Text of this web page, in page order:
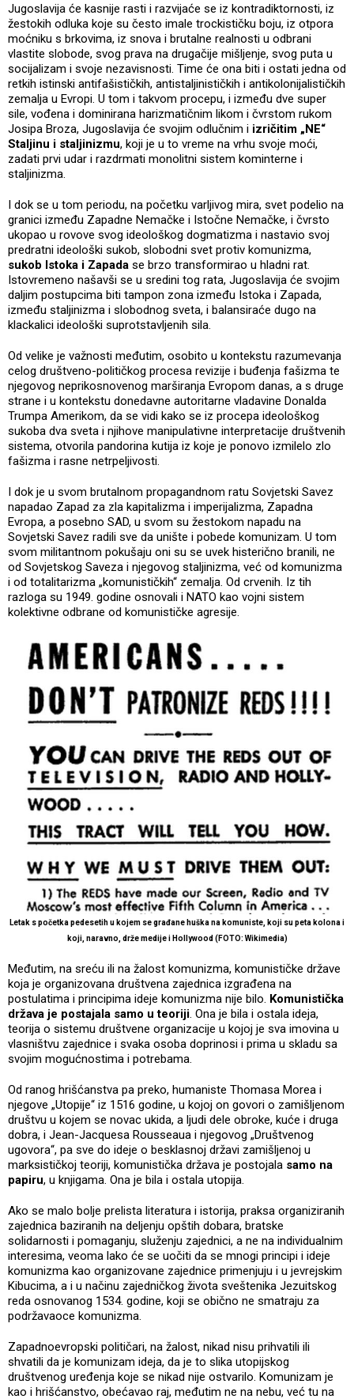
Jugoslavija će kasnije rasti i razvijaće se iz kontradiktornosti, iz
žestokih odluka koje su često imale trockističku boju, iz otpora
moćniku s brkovima, iz snova i brutalne realnosti u odbrani
vlastite slobode, svog prava na drugačije mišljenje, svog puta u
socijalizam i svoje nezavisnosti. Time će ona biti i ostati jedna od
retkih istinski antifašističkih, antistaljinističkih i antikolonijalističkih
zemalja u Evropi. U tom i takvom procepu, i između dve super
sile, vođena i dominirana harizmatičnim likom i čvrstom rukom
Josipa Broza, Jugoslavija će svojim odlučnim i izričitim „NE“
Staljinu i staljinizmu, koji je u to vreme na vrhu svoje moći,
zadati prvi udar i razdrmati monolitni sistem kominterne i
staljinizma.
I dok se u tom periodu, na početku varljivog mira, svet podelio na
granici između Zapadne Nemačke i Istočne Nemačke, i čvrsto
ukopao u rovove svog ideološkog dogmatizma i nastavio svoj
predratni ideološki sukob, slobodni svet protiv komunizma,
sukob Istoka i Zapada se brzo transformirao u hladni rat.
Istovremeno našavši se u sredini tog rata, Jugoslavija će svojim
daljim postupcima biti tampon zona između Istoka i Zapada,
između staljinizma i slobodnog sveta, i balansiraće dugo na
klackalici ideološki suprotstavljenih sila.
Od velike je važnosti međutim, osobito u kontekstu razumevanja
celog društveno-političkog procesa revizije i buđenja fašizma te
njegovog neprikosnovenog marširanja Evropom danas, a s druge
strane i u kontekstu donedavne autoritarne vladavine Donalda
Trumpa Amerikom, da se vidi kako se iz procepa ideološkog
sukoba dva sveta i njihove manipulativne interpretacije društvenih
sistema, otvorila pandorina kutija iz koje je ponovo izmilelo zlo
fašizma i rasne netrpeljivosti.
I dok je u svom brutalnom propagandnom ratu Sovjetski Savez
napadao Zapad za zla kapitalizma i imperijalizma, Zapadna
Evropa, a posebno SAD, u svom su žestokom napadu na
Sovjetski Savez radili sve da unište i pobede komunizam. U tom
svom militantnom pokušaju oni su se uvek histerično branili, ne
od Sovjetskog Saveza i njegovog staljinizma, već od komunizma
i od totalitarizma „komunističkih“ zemalja. Od crvenih. Iz tih
razloga su 1949. godine osnovali i NATO kao vojni sistem
kolektivne odbrane od komunističke agresije.
Letak s početka pedesetih u kojem se građane huška na komuniste, koji su peta kolona i
koji, naravno, drže medije i Hollywood (FOTO: Wikimedia)
Međutim, na sreću ili na žalost komunizma, komunističke države
koja je organizovana društvena zajednica izgrađena na
postulatima i principima ideje komunizma nije bilo. Komunistička
država je postajala samo u teoriji. Ona je bila i ostala ideja,
teorija o sistemu društvene organizacije u kojoj je sva imovina u
vlasništvu zajednice i svaka osoba doprinosi i prima u skladu sa
svojim mogućnostima i potrebama.
Od ranog hrišćanstva pa preko, humaniste Thomasa Morea i
njegove „Utopije“ iz 1516 godine, u kojoj on govori o zamišljenom
društvu u kojem se novac ukida, a ljudi dele obroke, kuće i druga
dobra, i Jean-Jacquesa Rousseaua i njegovog „Društvenog
ugovora“, pa sve do ideje o besklasnoj državi zamišljenoj u
marksističkoj teoriji, komunistička država je postojala samo na
papiru, u knjigama. Ona je bila i ostala utopija.
Ako se malo bolje prelista literatura i istorija, praksa organiziranih
zajednica baziranih na deljenju opštih dobara, bratske
solidarnosti i pomaganju, služenju zajednici, a ne na individualnim
interesima, veoma lako će se uočiti da se mnogi principi i ideje
komunizma kao organizovane zajednice primenjuju i u jevrejskim
Kibucima, a i u načinu zajedničkog života sveštenika Jezuitskog
reda osnovanog 1534. godine, koji se obično ne smatraju za
podržavaoce komunizma.
Zapadnoevropski političari, na žalost, nikad nisu prihvatili ili
shvatili da je komunizam ideja, da je to slika utopijskog
društvenog uređenja koje se nikad nije ostvarilo. Komunizam je
kao i hrišćanstvo, obećavao raj, međutim ne na nebu, već tu na